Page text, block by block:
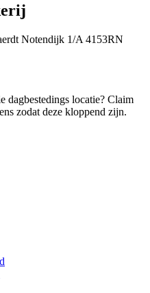
Notendijk 1/A 4153RN
locatie? Claim
zodat deze kloppend zijn.